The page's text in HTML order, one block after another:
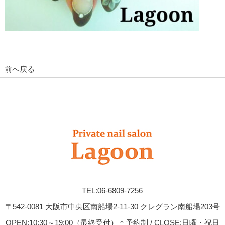
前へ戻る
TEL:06-6809-7256
〒542-0081 大阪市中央区南船場2-11-30 クレグラン南船場203号
OPEN:10:30～19:00（最終受付）＊予約制 / CLOSE:日曜・祝日